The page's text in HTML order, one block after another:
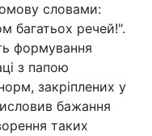
словами:
багатьох речей!".
формування
з папою
закріплених у
бажання
таких